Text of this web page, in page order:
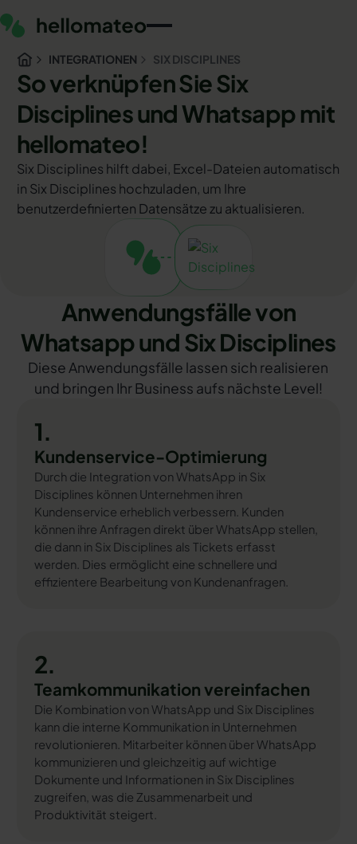
INTEGRATIONEN SIX DISCIPLINES
So verknüpfen Sie Six
Disciplines und Whatsapp mit
hellomateo!
Six Disciplines hilft dabei, Excel-Dateien automatisch
in Six Disciplines hochzuladen, um Ihre
benutzerdefinierten Datensätze zu aktualisieren.
Anwendungsfälle von
Whatsapp und Six Disciplines
Diese Anwendungsfälle lassen sich realisieren
und bringen Ihr Business aufs nächste Level!
1.
Kundenservice-Optimierung
Durch die Integration von WhatsApp in Six
Disciplines können Unternehmen ihren
Kundenservice erheblich verbessern. Kunden
können ihre Anfragen direkt über WhatsApp stellen,
die dann in Six Disciplines als Tickets erfasst
werden. Dies ermöglicht eine schnellere und
effizientere Bearbeitung von Kundenanfragen.
2.
Teamkommunikation vereinfachen
Die Kombination von WhatsApp und Six Disciplines
kann die interne Kommunikation in Unternehmen
revolutionieren. Mitarbeiter können über WhatsApp
kommunizieren und gleichzeitig auf wichtige
Dokumente und Informationen in Six Disciplines
zugreifen, was die Zusammenarbeit und
Produktivität steigert.